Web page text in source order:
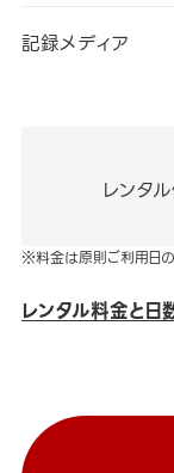
記録メディア
レンタ
※料金は原則ご利用日の
レンタル料金と日